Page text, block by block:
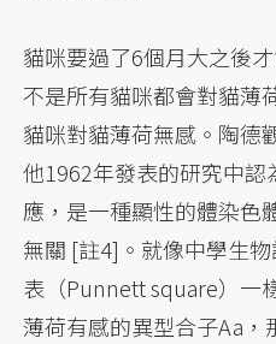
貓咪要過了6個月大之後
不是所有貓咪都會對貓薄
貓咪對貓薄荷無感。陶德
他1962年發表的研究中
應，是一種顯性的體染色
無關 [註4]。就像中學生
表（Punnett square）一
薄荷有感的異型合子Aa